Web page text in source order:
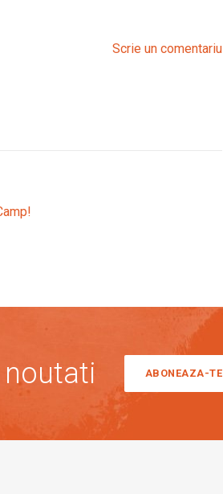
Scrie un comentariu
ABONEAZA-TE